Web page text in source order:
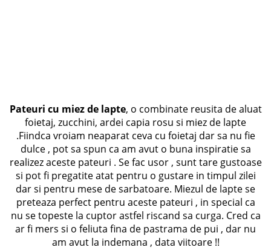
Pateuri cu miez de lapte, o combinate reusita de aluat
foietaj, zucchini, ardei capia rosu si miez de lapte
.Fiindca vroiam neaparat ceva cu foietaj dar sa nu fie
dulce , pot sa spun ca am avut o buna inspiratie sa
realizez aceste pateuri . Se fac usor , sunt tare gustoase
si pot fi pregatite atat pentru o gustare in timpul zilei
dar si pentru mese de sarbatoare. Miezul de lapte se
preteaza perfect pentru aceste pateuri , in special ca
nu se topeste la cuptor astfel riscand sa curga. Cred ca
ar fi mers si o feliuta fina de pastrama de pui , dar nu
am avut la indemana , data viitoare !!